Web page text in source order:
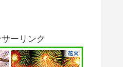
ーリンク